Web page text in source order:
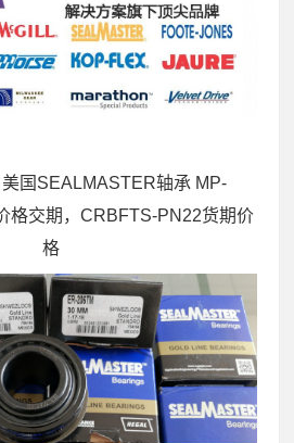
国SEALMASTER轴承 MP-
格交期，CRBFTS-PN22货期价
格